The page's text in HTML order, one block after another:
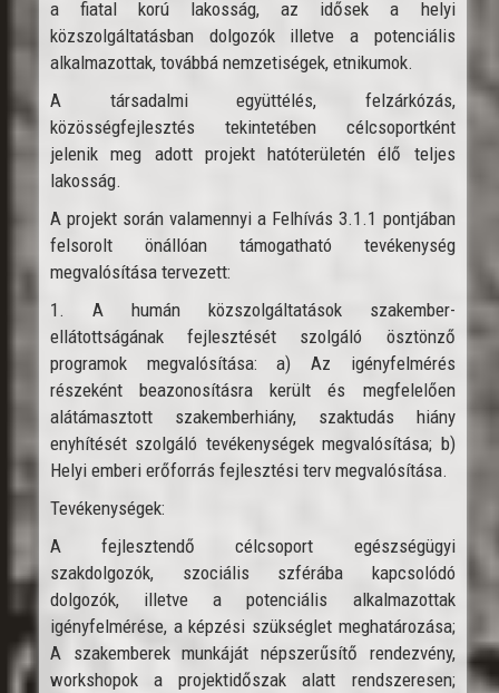
a fiatal korú lakosság, az idősek a helyi
közszolgáltatásban dolgozók illetve a potenciális
alkalmazottak, továbbá nemzetiségek, etnikumok.
A társadalmi együttélés, felzárkózás,
közösségfejlesztés tekintetében célcsoportként
jelenik meg adott projekt hatóterületén élő teljes
lakosság.
A projekt során valamennyi a Felhívás 3.1.1 pontjában
felsorolt önállóan támogatható tevékenység
megvalósítása tervezett:
1. A humán közszolgáltatások szakember-
ellátottságának fejlesztését szolgáló ösztönző
programok megvalósítása: a) Az igényfelmérés
részeként beazonosításra került és megfelelően
alátámasztott szakemberhiány, szaktudás hiány
enyhítését szolgáló tevékenységek megvalósítása; b)
Helyi emberi erőforrás fejlesztési terv megvalósítása.
Tevékenységek:
A fejlesztendő célcsoport egészségügyi
szakdolgozók, szociális szférába kapcsolódó
dolgozók, illetve a potenciális alkalmazottak
igényfelmérése, a képzési szükséglet meghatározása;
A szakemberek munkáját népszerűsítő rendezvény,
workshopok a projektidőszak alatt rendszeresen;